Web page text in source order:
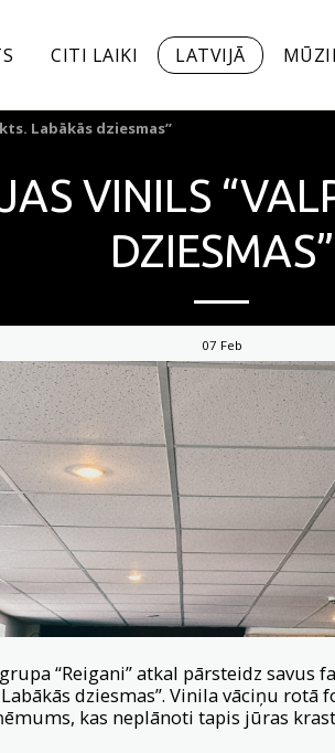
CITI LAIKI LATVIJĀ
Labākās dziesmas”
VINILS
DZIESMAS”
07 Feb
“Reigani” atkal pārsteidz savus
dziesmas”. Vinila vāciņu rotā
kas neplānoti tapis jūras